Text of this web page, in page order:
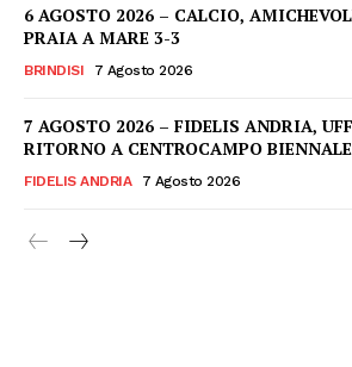
6 AGOSTO 2026 – CALCIO,
PRAIA A MARE 3-3
BRINDISI 7 Agosto 2026
7 AGOSTO 2026 – FIDELIS ANDRIA,
RITORNO A CENTROCAMPO
FIDELIS ANDRIA 7 Agosto 2026